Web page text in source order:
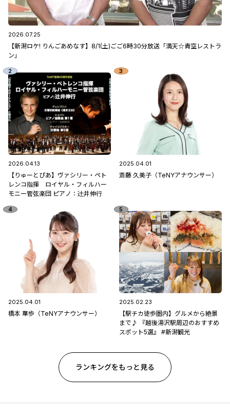
2026.07.25
【新潟ロケ! りんごあめなす】8/1(土)ごご6時30分放送「満天☆青空レストラ
ン」
2026.04.13
【りゅーとぴあ】ヴァシリー・ペト
レンコ指揮 ロイヤル・フィルハー
モニー管弦楽団 ピアノ：辻󠄀井伸行
2025.04.01
斎藤 久美子（TeNYアナウンサー）
2025.04.01
橋本 華歩（TeNYアナウンサー）
2025.02.23
【駅チカ徒歩圏内】グルメから絶景
まで♪ 『越後湯沢駅周辺のおすすめ
スポット5選』 #新潟観光
ランキングをもっと見る